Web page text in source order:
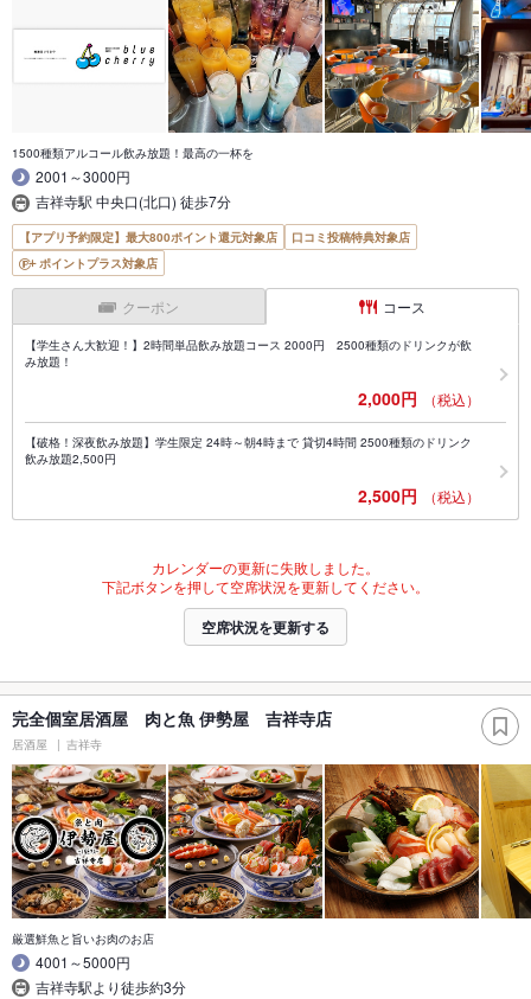
1500種類アルコール飲み放題！最高の一杯を
2001～3000円
吉祥寺駅 中央口(北口) 徒歩7分
【アプリ予約限定】最大800ポイント還元対象店
口コミ投稿特典対象店
ポイントプラス対象店
クーポン コース
【学生さん大歓迎！】2時間単品飲み放題コース 2000円 2500種類のドリンクが飲
み放題！
2,000円 （税込）
【破格！深夜飲み放題】学生限定 24時～朝4時まで 貸切4時間 2500種類のドリンク
飲み放題2,500円
2,500円 （税込）
カレンダーの更新に失敗しました。
下記ボタンを押して空席状況を更新してください。
空席状況を更新する
完全個室居酒屋 肉と魚 伊勢屋 吉祥寺店
居酒屋 吉祥寺
厳選鮮魚と旨いお肉のお店
4001～5000円
吉祥寺駅より徒歩約3分